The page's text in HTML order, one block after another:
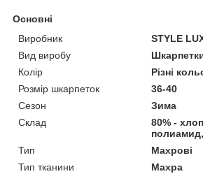
Основні
Виробник
STYLE
Вид виробу
Колір
Різні
Розмір шкарпеток
36-40
Сезон
Зима
Склад
80% -
Тип
Махрові
Тип тканини
Махра